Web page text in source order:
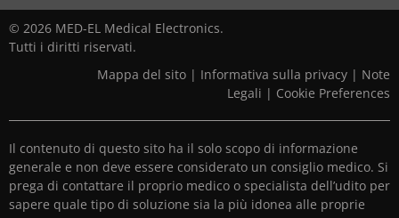
© 2026 MED-EL Medical Electronics.
Tutti i diritti riservati.
Mappa del sito | Informativa sulla privacy | Note
Legali | Cookie Preferences
Il contenuto di questo sito ha il solo scopo di informazione
generale e non deve essere considerato un consiglio medico. Si
prega di contattare il proprio medico o specialista dell’udito per
sapere quale tipo di soluzione sia la più idonea alle proprie